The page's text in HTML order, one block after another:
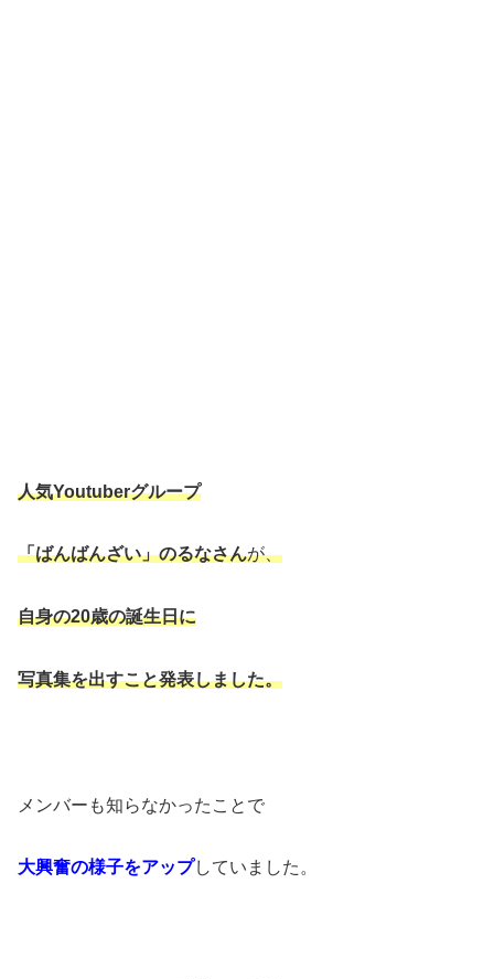
人気Youtuberグループ
「ばんばんざい」のるなさんが、
自身の20歳の誕生日に
写真集を出すこと発表しました。
メンバーも知らなかったことで
大興奮の様子をアップしていました。